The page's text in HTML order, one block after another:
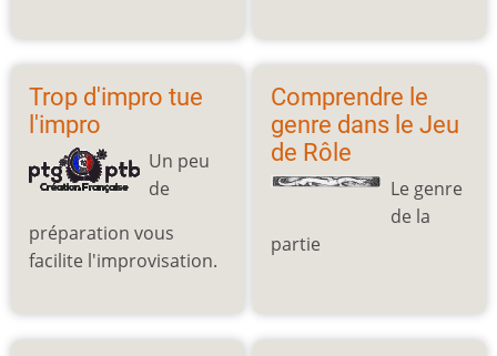
Trop d'impro tue
l'impro
Un peu
de
préparation vous
facilite l'improvisation.
Comprendre le
genre dans le Jeu
de Rôle
Le genre
de la
partie